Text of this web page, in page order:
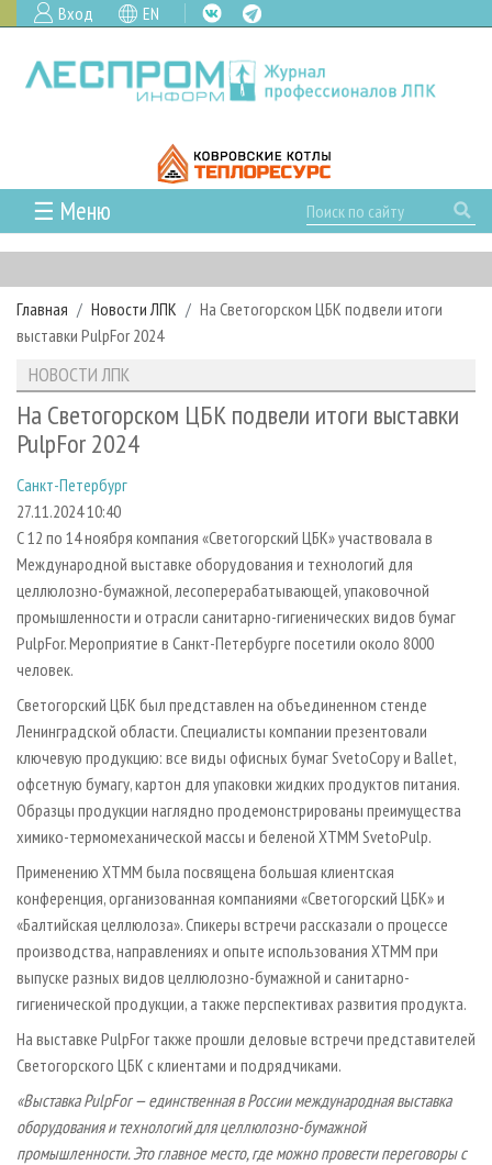
Вход EN
☰ Меню
ГЛАВНАЯ
РУБРИКИ И ТЕМЫ
РУБРИКИ ЖУРНАЛА
ЛЕСОЗАГОТОВКА
ЛЕСОПИЛЕНИЕ
СУШКА ДРЕВЕСИНЫ
ПРОИЗВОДСТВО ДРЕВЕСНЫХ ПЛИТ
ДЕРЕВЯННОЕ ДОМОСТРОЕНИЕ
ПРОИЗВОДСТВО МЕБЕЛИ
БИОЭНЕРГЕТИКА
ИНСТРУМЕНТ И МАТЕРИАЛЫ
НОВОСТИ
НОВОСТИ ЛПК
НОВОСТИ ЖУРНАЛА
ПРОЕКТЫ ЛПИ
АНАЛИТИКА
ПРЕДПРИЯТИЯ ЛПК
ПЕРСОНЫ
МОБИЛЬНЫЕ ВЫСТАВКИ
ОФИЦИАЛЬНЫЕ ДЕЛЕГАЦИИ
ПРИОРИТЕТНЫЕ ИНВЕСТПРОЕКТЫ
RUSSIAN FORESTRY REVIEW
ГАЗЕТА ЛЕСПРОМФОРУМ
БИБЛИОТЕКА СПЕЦИАЛИСТА
АРХИВ
АРХИВ ЖУРНАЛОВ
О ЖУРНАЛЕ
ПОДПИСКА
КОНТАКТЫ
РЕКЛАМОДАТЕЛЯМ
РЕКЛАМА
РЕКЛАМА НА САЙТЕ
Главная Новости ЛПК
На Светогорском ЦБК подвели итоги
выставки PulpFor 2024
НОВОСТИ ЛПК
На Светогорском ЦБК подвели итоги выставки
PulpFor 2024
Санкт-Петербург
27.11.2024 10:40
С 12 по 14 ноября компания «Светогорский ЦБК» участвовала в
Международной выставке оборудования и технологий для
целлюлозно-бумажной, лесоперерабатывающей, упаковочной
промышленности и отрасли санитарно-гигиенических видов бумаг
PulpFor. Мероприятие в Санкт-Петербурге посетили около 8000
человек.
Светогорский ЦБК был представлен на объединенном стенде
Ленинградской области. Специалисты компании презентовали
ключевую продукцию: все виды офисных бумаг SvetoCopy и Ballet,
офсетную бумагу, картон для упаковки жидких продуктов питания.
Образцы продукции наглядно продемонстрированы преимущества
химико-термомеханической массы и беленой ХТММ SvetoPulp.
Применению ХТММ была посвящена большая клиентская
конференция, организованная компаниями «Светогорский ЦБК» и
«Балтийская целлюлоза». Спикеры встречи рассказали о процессе
производства, направлениях и опыте использования ХТММ при
выпуске разных видов целлюлозно-бумажной и санитарно-
гигиенической продукции, а также перспективах развития продукта.
На выставке PulpFor также прошли деловые встречи представителей
Светогорского ЦБК с клиентами и подрядчиками.
«Выставка PulpFor — единственная в России международная выставка
оборудования и технологий для целлюлозно-бумажной
промышленности. Это главное место, где можно провести переговоры с